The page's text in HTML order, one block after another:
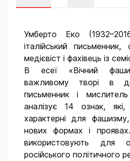
Умберто Еко
італійський письменник,
медієвіст і фахівець із
В есеї «Вічний
важливому творі в
письменник і
аналізує 14 ознак,
характерні для
нових формах і
використовують для
російського політичного